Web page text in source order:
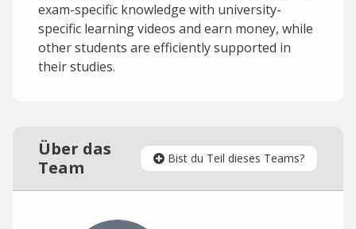
exam-specific knowledge with university-
specific learning videos and earn money, while
other students are efficiently supported in
their studies.
Über das
Team
Bist du Teil dieses Teams?